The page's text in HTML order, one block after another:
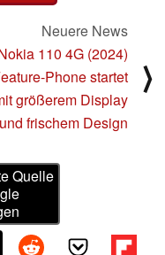
Neuere News
110 4G (2024)
Phone startet
größerem Display
und frischem Design
⟩
Quelle